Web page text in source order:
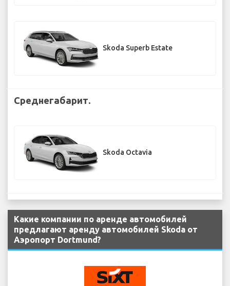
Skoda Superb Estate
Среднегабарит.
Skoda Octavia
Какие компании по аренде автомобилей
предлагают аренду автомобилей Skoda от
Аэропорт Dortmund?